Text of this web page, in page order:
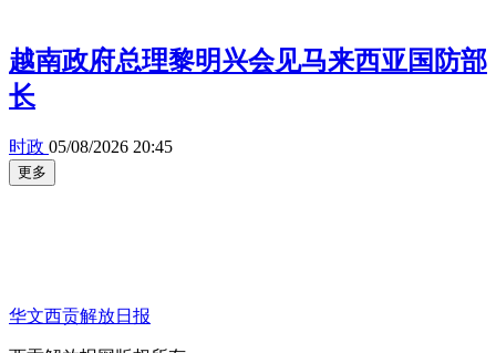
越南政府总理黎明兴会见马来西亚国防部
长
时政 05/08/2026 20:45
更多
华文西贡解放日报